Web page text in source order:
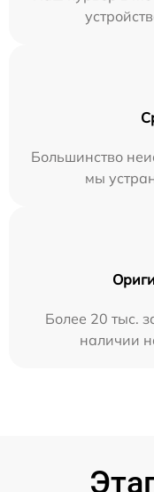
Большинство
мы
Более 20 тыс.
наличии